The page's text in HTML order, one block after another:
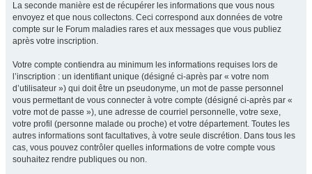
La seconde manière est de récupérer les informations que vous nous
envoyez et que nous collectons. Ceci correspond aux données de votre
compte sur le Forum maladies rares et aux messages que vous publiez
après votre inscription.
Votre compte contiendra au minimum les informations requises lors de
l’inscription : un identifiant unique (désigné ci-après par « votre nom
d’utilisateur ») qui doit être un pseudonyme, un mot de passe personnel
vous permettant de vous connecter à votre compte (désigné ci-après par «
votre mot de passe »), une adresse de courriel personnelle, votre sexe,
votre profil (personne malade ou proche) et votre département. Toutes les
autres informations sont facultatives, à votre seule discrétion. Dans tous les
cas, vous pouvez contrôler quelles informations de votre compte vous
souhaitez rendre publiques ou non.